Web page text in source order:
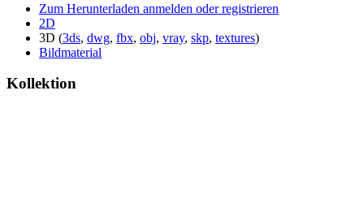
Zum Herunterladen anmelden oder registrieren
2D
3D (3ds, dwg, fbx, obj, vray, skp, textures)
Bildmaterial
Kollektion